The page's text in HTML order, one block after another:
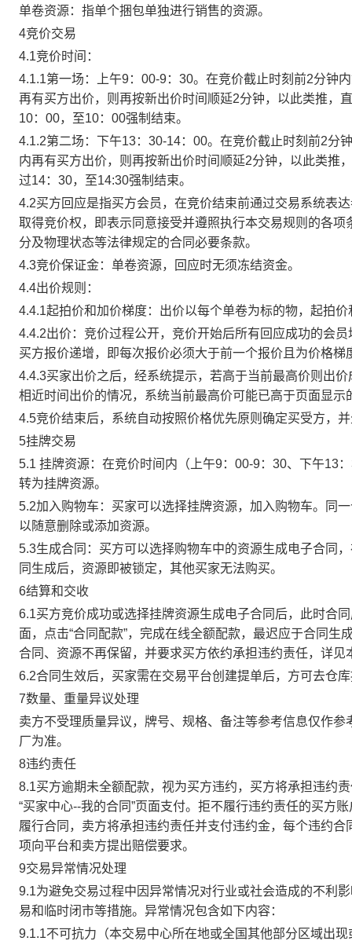
单卷资源：指单个捆包单独进行销售的资源。
4竞价交易
4.1竞价时间：
4.1.1第一场：上午9：00-9：30。在竞价截止时刻前2分钟
再有买方出价，则再按新出价时间顺延2分钟，以此类推，
10：00，至10：00强制结束。
4.1.2第二场：下午13：30-14：00。在竞价截止时刻前2分
内再有买方出价，则再按新出价时间顺延2分钟，以此类推
过14：30，至14:30强制结束。
4.2买方回应是指买方会员，在竞价结束前通过交易系统表
取得竞价权，即表示同意接受并遵照执行本交易规则的各
分及物理状态等法律规定的合同必要条款。
4.3竞价保证金：单卷资源，回应时无须冻结资金。
4.4出价规则：
4.4.1起拍价和加价梯度：出价以每个单卷为标的物，起拍
4.4.2出价：竞价过程公开，竞价开始后所有回应成功的会
买方报价递增，即每次报价必须大于前一个报价且为价格
4.4.3买家出价之后，经系统提示，若高于当前最高价则出
相近时间出价的情况，系统当前最高价可能已高于页面显示
4.5竞价结束后，系统自动按照价格优先原则确定买受方，
5挂牌交易
5.1 挂牌资源：在竞价时间内（上午9：00-9：30、下午13
转为挂牌资源。
5.2加入购物车：买家可以选择挂牌资源，加入购物车。同
以随意删除或添加资源。
5.3生成合同：买方可以选择购物车中的资源生成电子合同
同生成后，资源即被锁定，其他买家无法购买。
6结算和交收
6.1买方竞价成功或选择挂牌资源生成电子合同后，此时合
面，点击“合同配款”，完成在线全额配款，最迟应于合同
合同、资源不再保留，并要求买方依约承担违约责任，详见
6.2合同生效后，买家需在交易平台创建提单后，方可去仓
7数量、重量异议处理
卖方不受理质量异议，牌号、规格、备注等参考信息仅作
厂为准。
8违约责任
8.1买方逾期未全额配款，视为买方违约，买方将承担违约
“买家中心--我的合同”页面支付。拒不履行违约责任的买方
履行合同，卖方将承担违约责任并支付违约金，每个违约
项向平台和卖方提出赔偿要求。
9交易异常情况处理
9.1为避免交易过程中因异常情况对行业或社会造成的不利
易和临时闭市等措施。异常情况包含如下内容：
9.1.1不可抗力（本交易中心所在地或全国其他部分区域出